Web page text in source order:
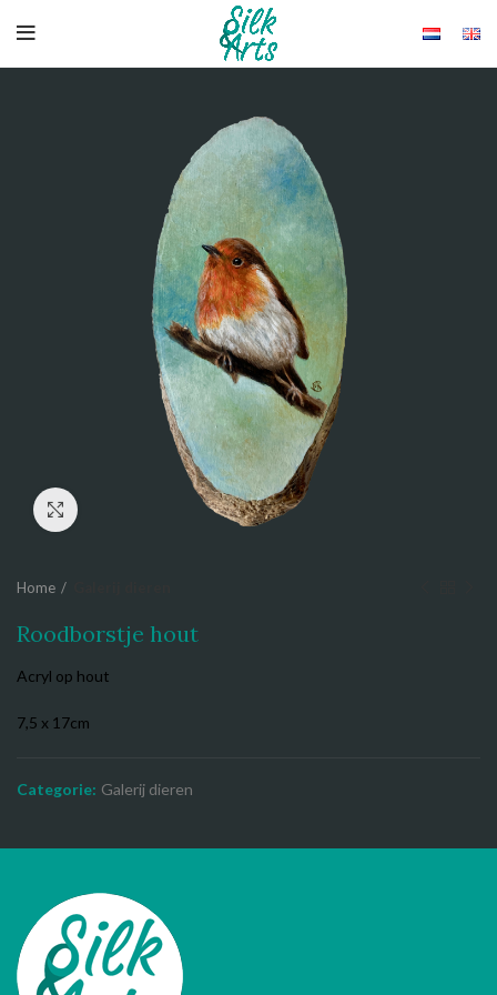
Home
Roodborstje hout
Acryl op hout
7,5 x 17cm
Categorie: Galerij dieren